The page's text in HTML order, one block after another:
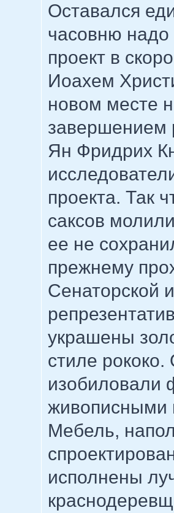
Оставался
часовню
проект в
Иоахем
новом месте
завершением
Ян Фридрих
проекта. Так
саксов
ее не
прежнему
Сенаторской
украшены
стиле
изобиловали
живописными
Мебель,
исполнены